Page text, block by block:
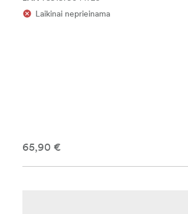
Laikinai neprieinama
65,90 €